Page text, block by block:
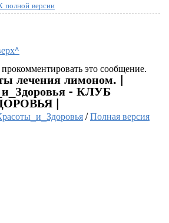
полной версии
это сообщение.
лечения лимоном. |
- КЛУБ
|
/Полная версия